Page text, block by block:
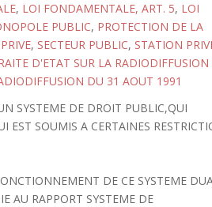
, LOI FONDAMENTALE, ART. 5, LOI
PUBLIC, PROTECTION DE LA
, SECTEUR PUBLIC, STATION
D'ETAT SUR LA RADIODIFFUSION
DU 31 AOUT 1991
SYSTEME DE DROIT PUBLIC,QUI
EST SOUMIS A CERTAINES
DE CE SYSTEME
AU RAPPORT SYSTEME DE